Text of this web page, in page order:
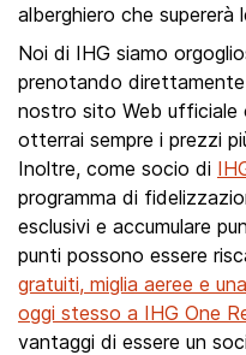
alberghiero che
Noi di IHG siamo
prenotando
nostro sito Web ufficiale
otterrai sempre i prezzi
Inoltre, come socio di
programma di
esclusivi e accumulare
punti possono essere
gratuiti, miglia aeree e
oggi stesso a IHG One
vantaggi di essere un